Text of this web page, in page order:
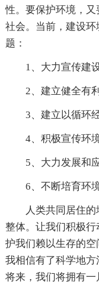
性。要保护环境，
社会。当前，建设
题：
1、大力宣传建
2、建立健全有
3、建立以循环
4、积极宣传环
5、大力发展和
6、不断培育环
人类共同居住
整体。让我们积极
护我们赖以生存的空
我相信有了科学地
将来，我们将拥有一